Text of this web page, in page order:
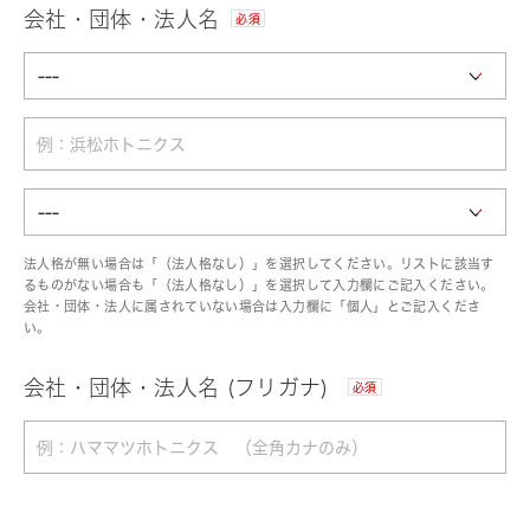
会社・団体・法人名 必須
法人格が無い場合は「（法人格なし）」を選択してください。リストに該当す
るものがない場合も「（法人格なし）」を選択して入力欄にご記入ください。
会社・団体・法人に属されていない場合は入力欄に「個人」とご記入くださ
い。
会社・団体・法人名 (フリガナ) 必須